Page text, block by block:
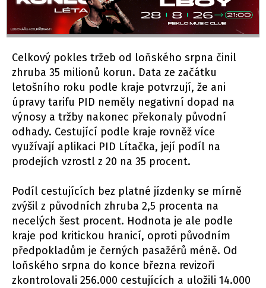
Celkový pokles tržeb od loňského srpna činil
zhruba 35 milionů korun. Data ze začátku
letošního roku podle kraje potvrzují, že ani
úpravy tarifu PID neměly negativní dopad na
výnosy a tržby nakonec překonaly původní
odhady. Cestující podle kraje rovněž více
využívají aplikaci PID Lítačka, její podíl na
prodejích vzrostl z 20 na 35 procent.
Podíl cestujících bez platné jízdenky se mírně
zvýšil z původních zhruba 2,5 procenta na
necelých šest procent. Hodnota je ale podle
kraje pod kritickou hranicí, oproti původním
předpokladům je černých pasažérů méně. Od
loňského srpna do konce března revizoři
zkontrolovali 256.000 cestujících a uložili 14.000